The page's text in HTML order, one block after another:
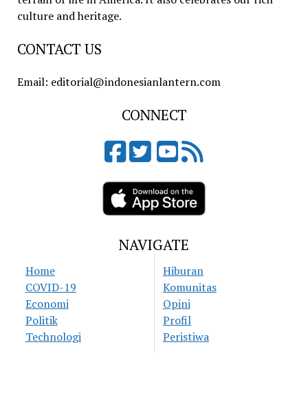
culture and heritage.
CONTACT US
Email: editorial@indonesianlantern.com
CONNECT
NAVIGATE
Home
COVID-19
Economi
Politik
Technologi
Hiburan
Komunitas
Opini
Profil
Peristiwa